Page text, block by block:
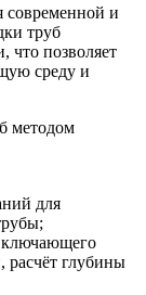
современной и
труб
что позволяет
среду и
методом
для
расчёт глубины